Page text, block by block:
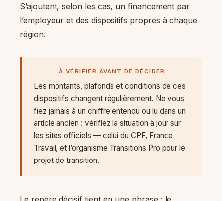
S’ajoutent, selon les cas, un financement par
l’employeur et des dispositifs propres à chaque
région.
À VÉRIFIER AVANT DE DÉCIDER
Les montants, plafonds et conditions de ces
dispositifs changent régulièrement. Ne vous
fiez jamais à un chiffre entendu ou lu dans un
article ancien : vérifiez la situation à jour sur
les sites officiels — celui du CPF, France
Travail, et l’organisme Transitions Pro pour le
projet de transition.
Le repère décisif tient en une phrase : le